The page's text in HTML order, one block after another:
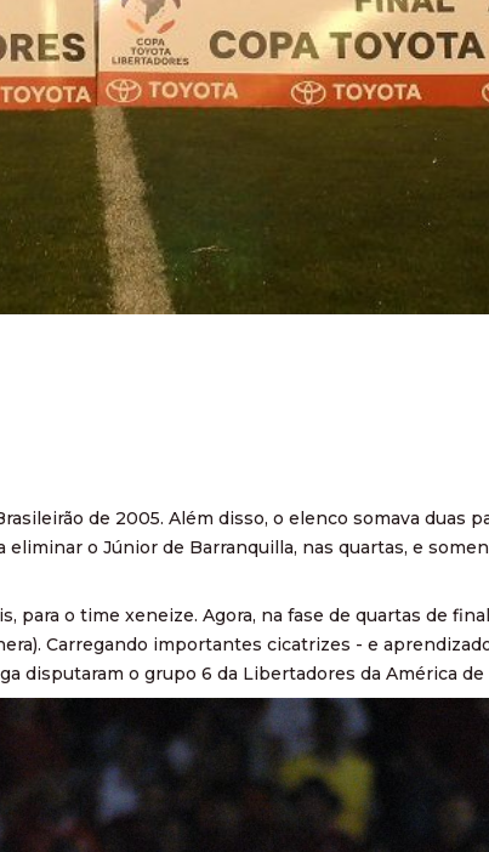
de 2005. Além disso, o elenco somava duas
o Júnior de Barranquilla, nas quartas, e
para o time xeneize. Agora, na fase de quartas de
Carregando importantes cicatrizes - e
disputaram o grupo 6 da Libertadores da América de